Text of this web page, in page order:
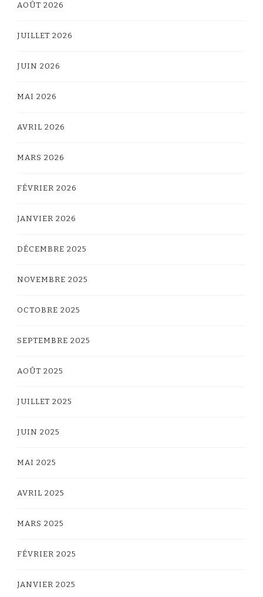
AOÛT 2026
JUILLET 2026
JUIN 2026
MAI 2026
AVRIL 2026
MARS 2026
FÉVRIER 2026
JANVIER 2026
DÉCEMBRE 2025
NOVEMBRE 2025
OCTOBRE 2025
SEPTEMBRE 2025
AOÛT 2025
JUILLET 2025
JUIN 2025
MAI 2025
AVRIL 2025
MARS 2025
FÉVRIER 2025
JANVIER 2025